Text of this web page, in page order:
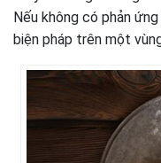
Nếu không có phản
biện pháp trên một